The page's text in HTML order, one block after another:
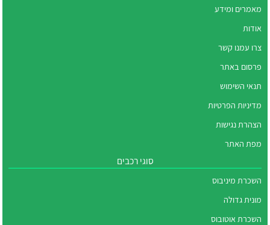
מאמרים ומידע
אודות
צרו עמנו קשר
פרסום באתר
תנאי השימוש
מדיניות הפרטיות
הצהרת נגישות
מפת האתר
סוגי רכבים
השכרת מיניבוס
מונית גדולה
השכרת אוטובוס